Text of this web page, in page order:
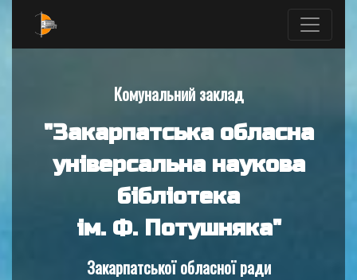
Комунальний заклад
"Закарпатська обласна
універсальна наукова
бібліотека
ім. Ф. Потушняка"
Закарпатської обласної ради